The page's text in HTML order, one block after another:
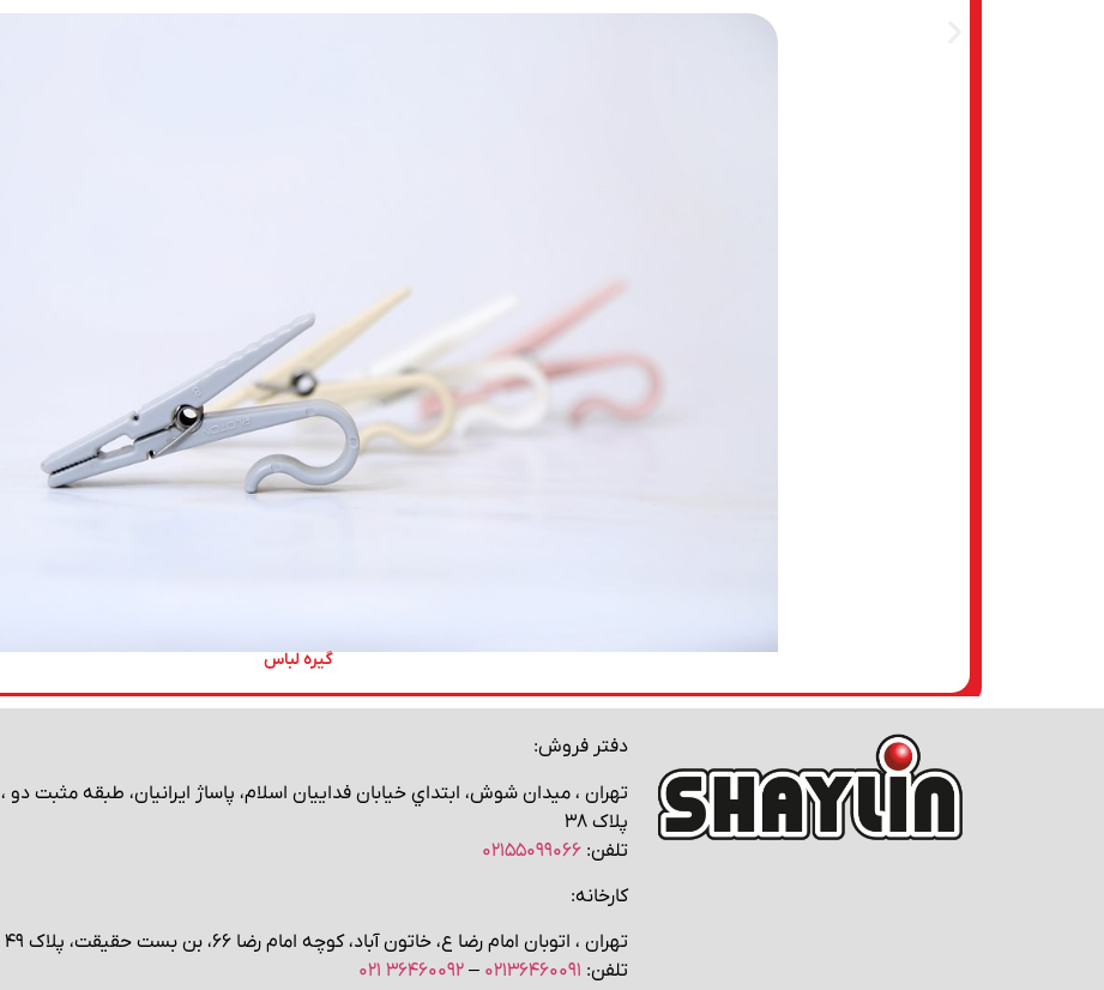
گیره لباس
دفتر فروش:
تهران ، میدان شوش، ابتداي خیابان فداییان اسلام، پاساژ ایرانیان، طبقه مثبت دو ،
پلاک ۳۸
تلفن: ۰۲۱۵۵۰۹۹۰۶۶
کارخانه:
تهران ، اتوبان امام رضا ع، خاتون آباد، کوچه‌ امام رضا ۶۶، بن بست حقیقت، پلاک ۴۹
تلفن: ۰۲۱۳۶۴۶۰۰۹۱ – ۳۶۴۶۰۰۹۲ ۰۲۱